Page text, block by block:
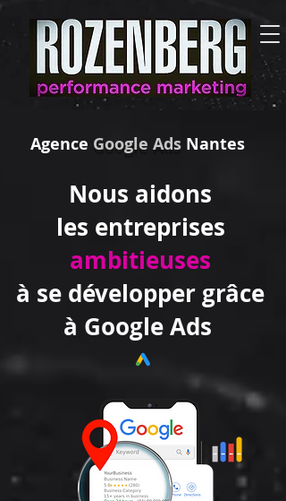
Agence Google Ads Nantes
Nous aidons
les entreprises
ambitieuses
à se développer grâce
à Google Ads